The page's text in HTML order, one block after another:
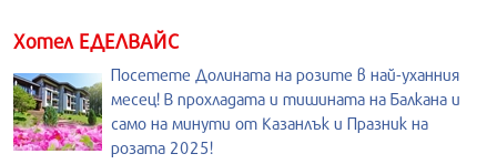
Хотел ЕДЕЛВАЙС
Посетете Долината на розите в най-уханния
месец! В прохладата и тишината на Балкана и
само на минути от Казанлък и Празник на
розата 2025!